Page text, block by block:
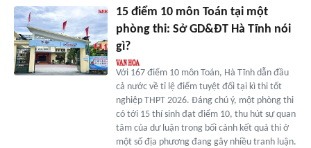
15 điểm 10 môn Toán tại một
phòng thi: Sở GD&ĐT Hà Tĩnh nói
gì?
Với 167 điểm 10 môn Toán, Hà Tĩnh dẫn đầu
cả nước về tỉ lệ điểm tuyệt đối tại kì thi tốt
nghiệp THPT 2026. Đáng chú ý, một phòng thi
có tới 15 thí sinh đạt điểm 10, thu hút sự quan
tâm của dư luận trong bối cảnh kết quả thi ở
một số địa phương đang gây nhiều tranh luận.